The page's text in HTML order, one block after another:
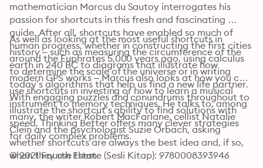
mathematician Marcus du Sautoy interrogates his
passion for shortcuts in this fresh and fascinating
guide. After all, shortcuts have enabled so much of
human progress, whether in constructing the first cities
around the Euphrates 5,000 years ago, using calculus
to determine the scale of the universe or in writing
today’s algorithms that help us find a new life partner.
As well as looking at the most useful shortcuts in
history – such as measuring the circumference of the
earth in 240 BC to diagrams that illustrate how
modern GPS works – Marcus also looks at how you can
use shortcuts in investing or how to learn a musical
instrument to memory techniques. He talks to, among
many, the writer Robert MacFarlane, cellist Natalie
Clein and the psychologist Suzie Orbach, asking
whether shortcuts are always the best idea and, if so,
when they use them.
With engaging puzzles and conundrums throughout to
illustrate the shortcut’s ability to find solutions with
speed, Thinking Better offers many clever strategies
for daily complex problems.
© 2021 Fourth Estate (Sesli Kitap): 9780008393946